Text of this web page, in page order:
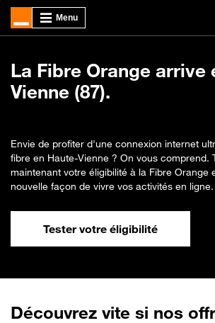
La Fibre Orange arrive
Vienne (87).
Envie de profiter d'une connexion internet
fibre en Haute-Vienne ? On vous comprend.
maintenant votre éligibilité à la Fibre Orange
nouvelle façon de vivre vos activités en ligne.
Tester votre éligibilité
Découvrez vite si nos